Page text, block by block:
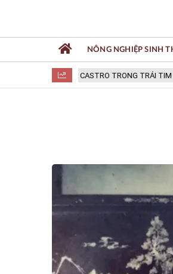
FIDEL CASTRO TRONG TRÁI TIM
NÔNG NGHIỆP SINH